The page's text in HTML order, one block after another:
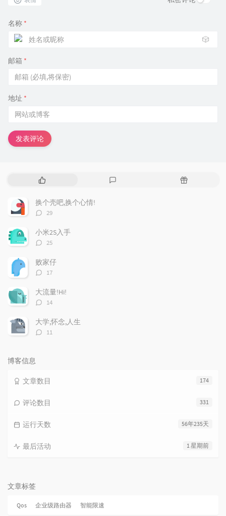
名称 *
🎲
邮箱 *
地址 *
发表评论
热
文
章
随
换个壳吧,换个心情!
评
数：
29
小米2S入手
评
数：
25
败家仔
评
数：
17
大流量!Hi!
评
数：
14
大学,怀念,人生
评
11
博客信息
174
文章数目
331
评论数目
56年235天
运行天数
1 星期前
最后活动
文章标签
Qos 企业级路由器 智能限速